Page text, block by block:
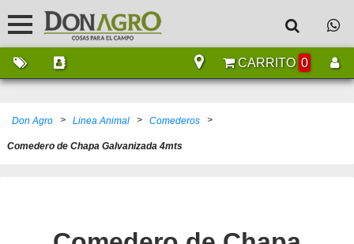
CARRITO 0
Don Agro > Linea Animal > Comederos >
Comedero de Chapa Galvanizada 4mts